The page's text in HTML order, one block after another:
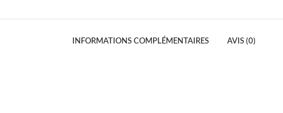
INFORMATIONS COMPLÉMENTAIRES AVIS (0)